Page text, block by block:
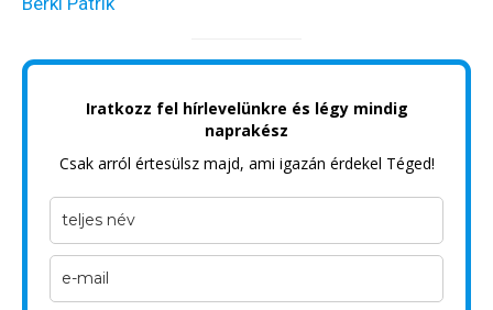
Iratkozz fel hírlevelünkre és légy mindig
naprakész
Csak arról értesülsz majd, ami igazán érdekel Téged!